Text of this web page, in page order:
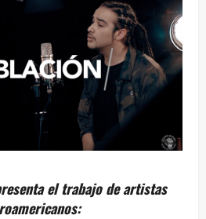
el trabajo de artistas